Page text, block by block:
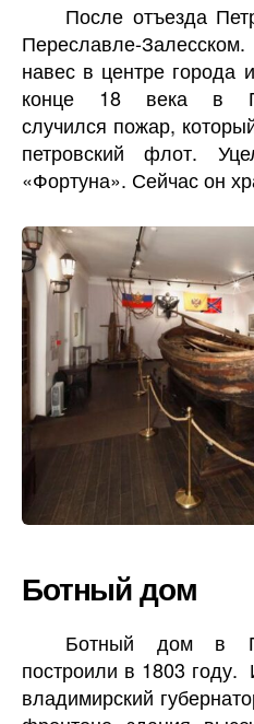
После отъезда
Переславле-
навес в центре города
конце 18 века в
случился пожар,
петровский флот.
«Фортуна». Сейчас он
Ботный дом
Ботный дом в
построили в 1803
владимирский